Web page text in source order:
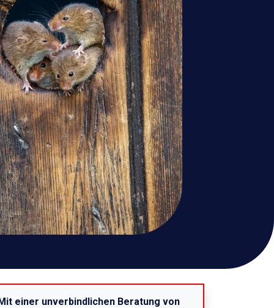
einer unverbindlichen Beratung von